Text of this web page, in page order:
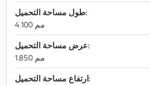
طول مساحة التحميل:
4.100 مم
عرض مساحة التحميل:
1.850 مم
ارتفاع مساحة التحميل: